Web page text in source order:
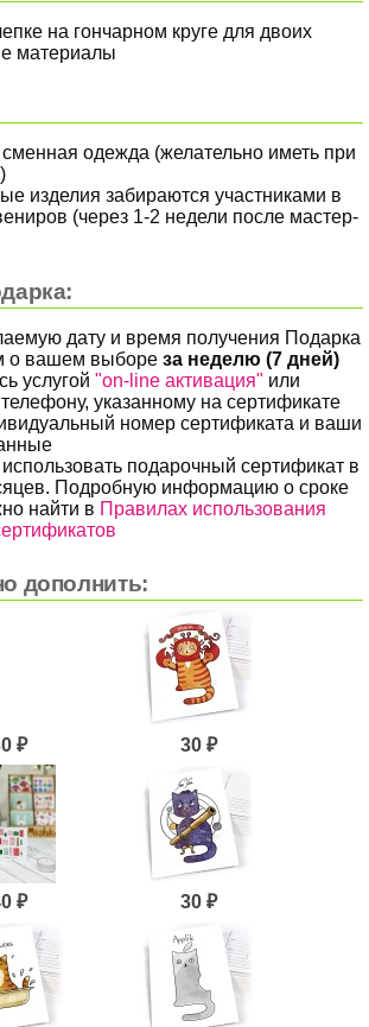
на гончарном круге для двоих
материалы
одежда (желательно иметь при
изделия забираются участниками в
(через 1-2 недели после мастер-
дату и время получения Подарка
о вашем выборе за неделю (7 дней)
услугой "on-line активация" или
указанному на сертификате
номер сертификата и ваши
подарочный сертификат в
Подробную информацию о сроке
найти в Правилах использования
дополнить:
₽ 30 ₽
₽ 30 ₽